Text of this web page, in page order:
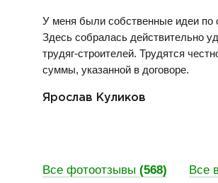
У меня были собственные идеи по
Здесь собралась действительно
трудяг-строителей. Трудятся
суммы, указанной в договоре.
Ярослав Куликов
Все фотоотзывы (568) Все